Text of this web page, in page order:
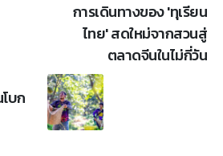
บก
การเดินทางของ 'ทุเรียน
ไทย' สดใหม่จากสวนสู่
ตลาดจีนในไม่กี่วัน